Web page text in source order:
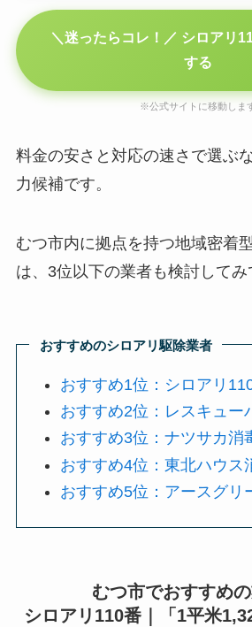
＼迷ったらコレ！／ シロアリ
する
※公式サイトに移動しま
料金の安さと対応の速さで選ぶ
力候補です。
むつ市内に拠点を持つ地域密着
は、3位以下の業者も検討してみ
おすすめのシロアリ駆除業者
おすすめ1位：シロアリ
おすすめ2位：レスキュー
おすすめ3位：ナツサカ消
おすすめ4位：東北ハウス
おすすめ5位：アースグリ
むつ市でおすすめ
シロアリ110番｜「1平米